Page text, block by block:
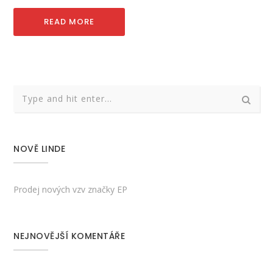
READ MORE
NOVĚ LINDE
Prodej nových vzv značky EP
NEJNOVĚJŠÍ KOMENTÁŘE